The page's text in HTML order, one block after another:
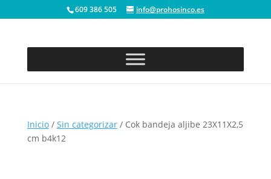
609 386 505 info@prohosinco.es
Inicio/ Sin categorizar/ Cok bandeja aljibe 23X11X2,5
cm b4k12